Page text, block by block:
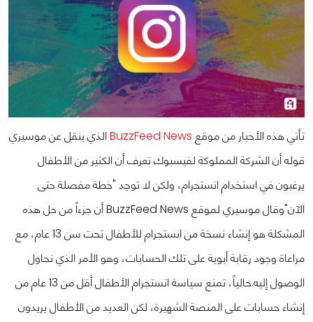
تأتي هذه الأخبار من موقع BuzzFeed Newsالذي ينقل عن موسيري
قوله أن الشركة المملوكة لفيسبوك تعرف أن الكثير من الأطفال
يرغبون في استخدام انستجرام، ولكن لا توجد "خطة مفصلة حتى
الآن"
وقال موسيري لموقع BuzzFeed News أن جزءاً من حل هذه
المشكلة هو إنشاء نسخة من انستجرام للأطفال تحت سن 13 عام، مع
مراعاة وجود رقابة أبوية على تلك الحسابات، وهو الأمر الذي نحاول
الوصول إليه.
حالياً، تمنع سياسة انستجرام الأطفال أقل من 13 عام من
إنشاء حسابات على المنصة الشهيرة، لكن العديد من الأطفال يريدون